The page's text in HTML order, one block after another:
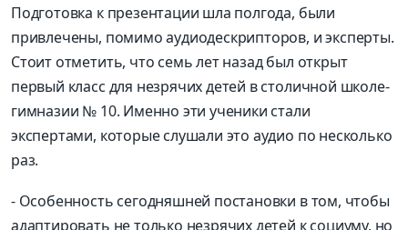
Подготовка к презентации шла полгода, были
привлечены, помимо аудиодескрипторов, и эксперты.
Стоит отметить, что семь лет назад был открыт
первый класс для незрячих детей в столичной школе-
гимназии № 10. Именно эти ученики стали
экспертами, которые слушали это аудио по несколько
раз.
- Особенность сегодняшней постановки в том, чтобы
адаптировать не только незрячих детей к социуму, но